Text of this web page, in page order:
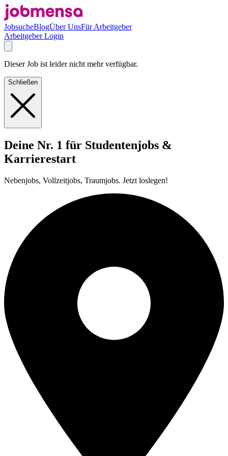
JobsucheBlogÜber UnsFür Arbeitgeber
Arbeitgeber Login
Dieser Job ist leider nicht mehr verfügbar.
Schließen
Deine Nr. 1 für Studentenjobs &
Karrierestart
Nebenjobs, Vollzeitjobs, Traumjobs. Jetzt loslegen!